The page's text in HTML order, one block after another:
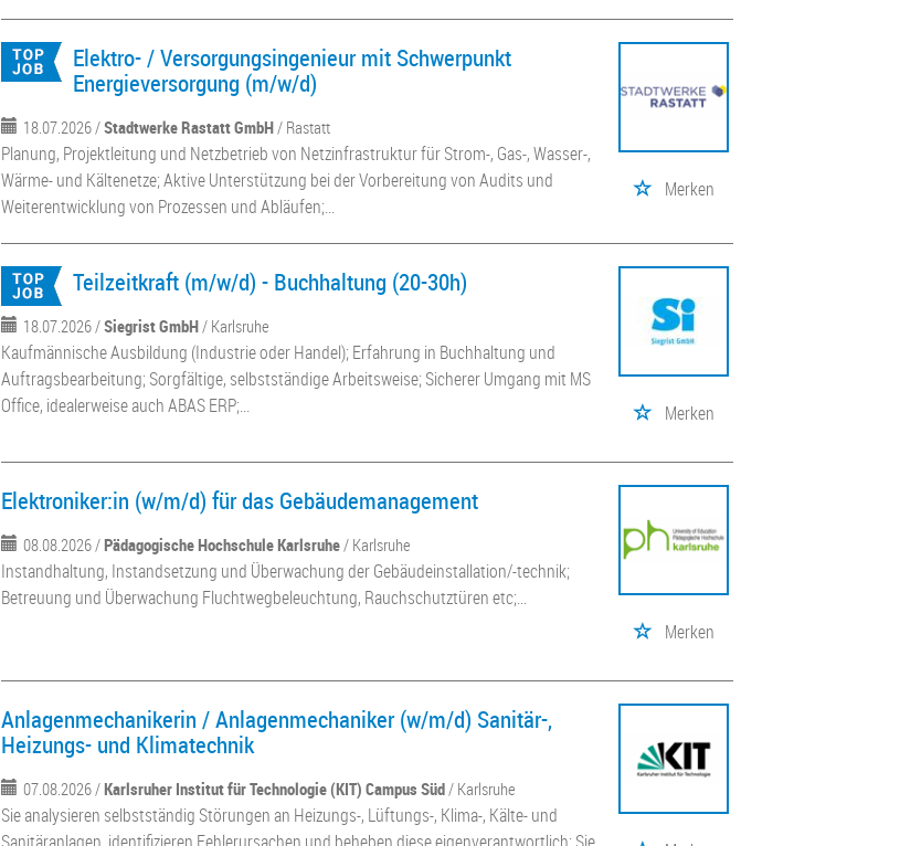
Elektro- / Versorgungsingenieur mit Schwerpunkt
Energieversorgung (m/w/d)
18.07.2026 /Stadtwerke Rastatt GmbH/ Rastatt
Planung, Projektleitung und Netzbetrieb von Netzinfrastruktur für Strom-, Gas-, Wasser-,
Wärme- und Kältenetze; Aktive Unterstützung bei der Vorbereitung von Audits und
Weiterentwicklung von Prozessen und Abläufen;...
Merken
Teilzeitkraft (m/w/d) - Buchhaltung (20-30h)
18.07.2026 /Siegrist GmbH/ Karlsruhe
Kaufmännische Ausbildung (Industrie oder Handel); Erfahrung in Buchhaltung und
Auftragsbearbeitung; Sorgfältige, selbstständige Arbeitsweise; Sicherer Umgang mit MS
Office, idealerweise auch ABAS ERP;...
Merken
Elektroniker:in (w/m/d) für das Gebäudemanagement
08.08.2026 /Pädagogische Hochschule Karlsruhe/ Karlsruhe
Instandhaltung, Instandsetzung und Überwachung der Gebäudeinstallation/-technik;
Betreuung und Überwachung Fluchtwegbeleuchtung, Rauchschutztüren etc;...
Merken
Anlagenmechanikerin / Anlagenmechaniker (w/m/d) Sanitär-,
Heizungs- und Klimatechnik
07.08.2026 /Karlsruher Institut für Technologie (KIT) Campus Süd/ Karlsruhe
Sie analysieren selbstständig Störungen an Heizungs-, Lüftungs-, Klima-, Kälte- und